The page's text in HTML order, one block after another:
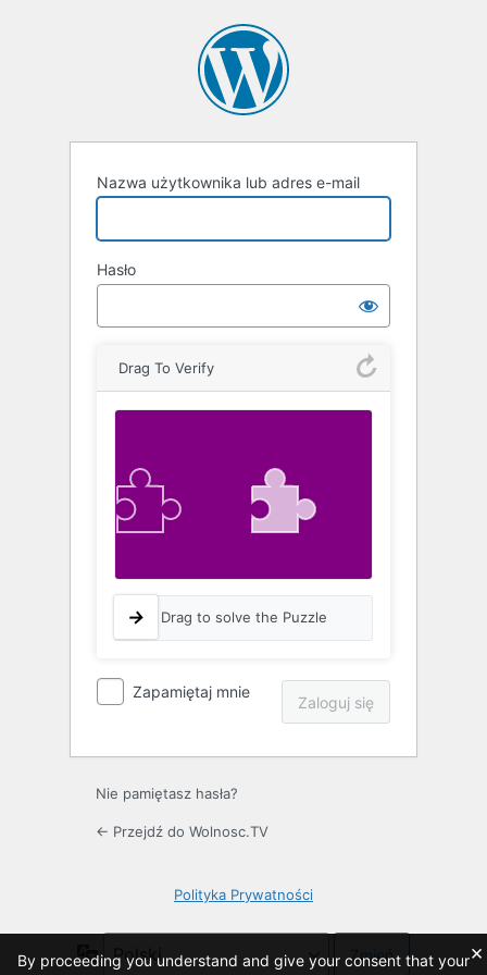
Nazwa użytkownika lub adres e-mail
Hasło
Drag To Verify
Drag to solve the Puzzle
Zapamiętaj mnie
Nie pamiętasz hasła?
← Przejdź do Wolnosc.TV
Polityka Prywatności
Język
By proceeding you understand and give your consent that your×